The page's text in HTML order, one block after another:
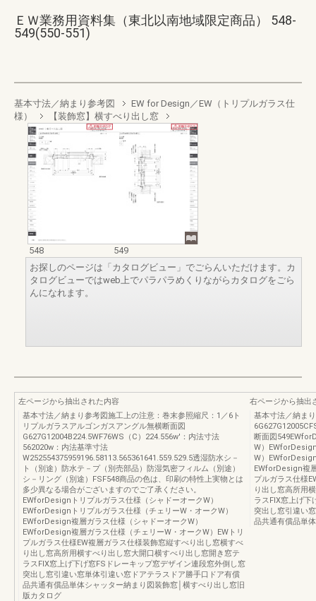
ＥＷ業務用資料集（東北以南地域限定商品） 548-
549(550-551)
基本寸法／納まり参考図
EW for Design／EW（トリプルガラス仕
様）
【装飾窓】横すべり出し窓
548
549
お探しのページは「カタログビュー」でごらんいただけます。カ
タログビューではweb上でパラパラめくりながらカタログをごら
んになれます。
左ページから抽出された内容
基本寸法／納まり参考図施工上の注意：巻末参照縮尺：1／6ト
リプルガラスアルゴンガスアングル無横断面図
G627G12004B224.5WF76WS（C）224.556w'：内法寸法
562020w：内法基準寸法
W252554375959196.58113.565361641.559.529.5透湿防水シ－
ト（別途）防水テ－プ（別売部品）防湿気密フィルム（別途）
シ－リング（別途）FSF548商品の色は、印刷の特性上実物とは
多少異なる場合がございますのでご了承ください。
EWforDesignトリプルガラス仕様（シャドーオークW）
EWforDesignトリプルガラス仕様（チェリーW・オークW）
EWforDesign複層ガラス仕様（シャドーオークW）
EWforDesign複層ガラス仕様（チェリーW・オークW）EWトリ
プルガラス仕様EW複層ガラス仕様装飾窓縦すべり出し窓横すべ
り出し窓高所用横すべり出し窓大開口横すべり出し窓開き窓テ
ラスFIX窓上げ下げ窓FSドレーキップ窓デザイン連段窓外倒し窓
突出し窓引違い窓単体引違い窓ドアテラスドア勝手口ドア有償
品共通有償品単体シャッター納まり図装飾窓│横すべり出し窓旧
版カタログ
右ページから抽出
基本寸法／納ま
断面図
W）
W）
EWforDesign複
プルガラス仕様
り出し窓高所用
ラスFIX窓上げ下
突出し窓引違い
品共通有償品単